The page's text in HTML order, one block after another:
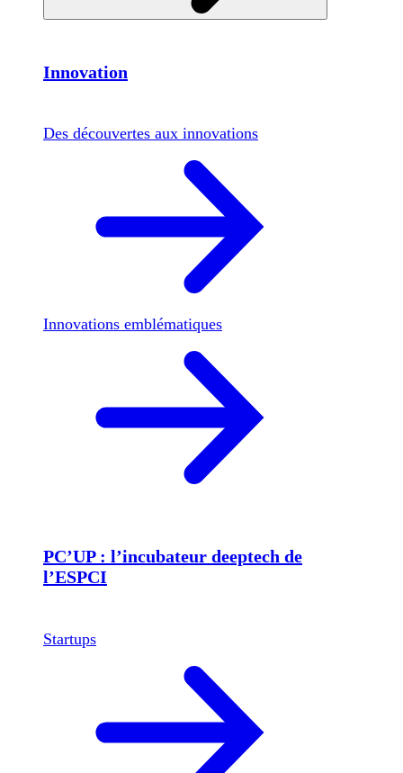
Innovation
Des découvertes aux innovations
Innovations emblématiques
PC’UP : l’incubateur deeptech de
l’ESPCI
Startups